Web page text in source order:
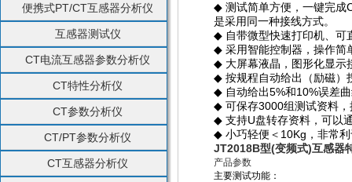
便携式PT/CT互感器分析仪
互感器测试仪
CT电流互感器参数分析仪
CT特性分析仪
CT参数分析仪
CT/PT参数分析仪
CT互感器分析仪
◆ 测试简单方便，一键完成
是采用同一种接线方式。
◆ 自带微型快速打印机、可
◆ 采用智能控制器，操作简
◆ 大屏幕液晶，图形化显示
◆ 按规程自动给出（励磁）
◆ 自动给出5%和 10%误差
◆ 可保存3000组测试资料
◆ 支持U盘转存资料，可以
◆ 小巧轻便＜ 10Kg ，非常
JT2018B型(变频式)互感器
产品参数
主要测试功能：